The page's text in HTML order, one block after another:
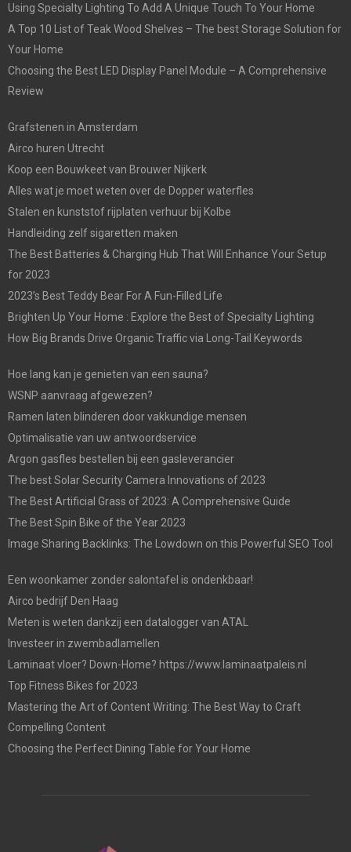
Using Specialty Lighting To Add A Unique Touch To Your Home
A Top 10 List of Teak Wood Shelves – The best Storage Solution for
Your Home
Choosing the Best LED Display Panel Module – A Comprehensive
Review
Grafstenen in Amsterdam
Airco huren Utrecht
Koop een Bouwkeet van Brouwer Nijkerk
Alles wat je moet weten over de Dopper waterfles
Stalen en kunststof rijplaten verhuur bij Kolbe
Handleiding zelf sigaretten maken
The Best Batteries & Charging Hub That Will Enhance Your Setup
for 2023
2023’s Best Teddy Bear For A Fun-Filled Life
Brighten Up Your Home : Explore the Best of Specialty Lighting
How Big Brands Drive Organic Traffic via Long-Tail Keywords
Hoe lang kan je genieten van een sauna?
WSNP aanvraag afgewezen?
Ramen laten blinderen door vakkundige mensen
Optimalisatie van uw antwoordservice
Argon gasfles bestellen bij een gasleverancier
The best Solar Security Camera Innovations of 2023
The Best Artificial Grass of 2023: A Comprehensive Guide
The Best Spin Bike of the Year 2023
Image Sharing Backlinks: The Lowdown on this Powerful SEO Tool
Een woonkamer zonder salontafel is ondenkbaar!
Airco bedrijf Den Haag
Meten is weten dankzij een datalogger van ATAL
Investeer in zwembadlamellen
Laminaat vloer? Down-Home? https://www.laminaatpaleis.nl
Top Fitness Bikes for 2023
Mastering the Art of Content Writing: The Best Way to Craft
Compelling Content
Choosing the Perfect Dining Table for Your Home